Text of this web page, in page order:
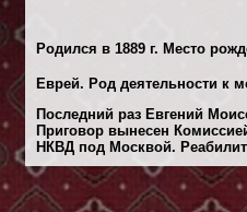
Родился в 1889 г. Место
Еврей. Род деятельности к
Последний раз Евгений
Приговор вынесен
НКВД под Москвой.